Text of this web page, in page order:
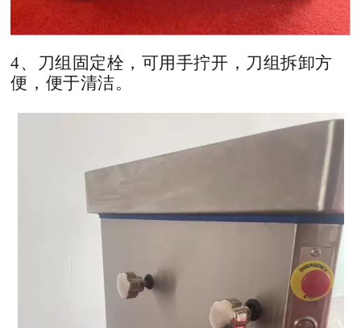
4、刀组固定栓，可用手拧开，刀组拆卸方
便，便于清洁。